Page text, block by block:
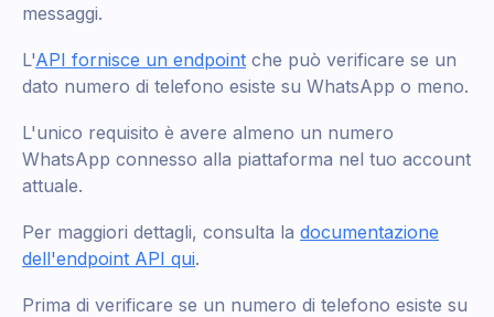
messaggi.
L'API fornisce un endpoint che può verificare se un
dato numero di telefono esiste su WhatsApp o meno.
L'unico requisito è avere almeno un numero
WhatsApp connesso alla piattaforma nel tuo account
attuale.
Per maggiori dettagli, consulta la documentazione
dell'endpoint API qui.
Prima di verificare se un numero di telefono esiste su